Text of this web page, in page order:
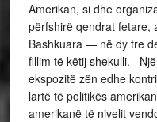
Amerikan, si dhe
përfshirë qendrat fetare,
Bashkuara — në dy tre
fillim të këtij shekulli.
ekspozitë zën edhe
lartë të politikës
amerikanë të nivelit